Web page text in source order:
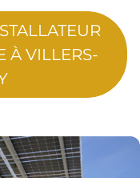
À VILLERS-